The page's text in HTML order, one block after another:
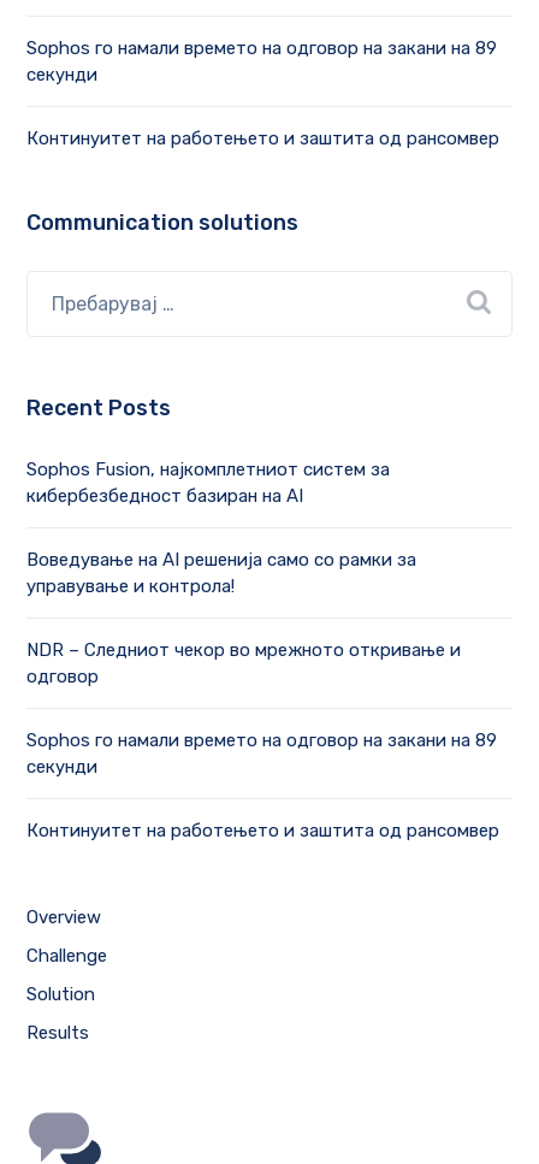
Sophos го намали времето на одговор на закани на 89
секунди
Континуитет на работењето и заштита од рансомвер
Communication solutions
Recent Posts
Sophos Fusion, најкомплетниот систем за
кибербезбедност базиран на AI
Воведување на AI решенија само со рамки за
управување и контрола!
NDR – Следниот чекор во мрежното откривање и
одговор
Sophos го намали времето на одговор на закани на 89
секунди
Континуитет на работењето и заштита од рансомвер
Overview
Challenge
Solution
Results